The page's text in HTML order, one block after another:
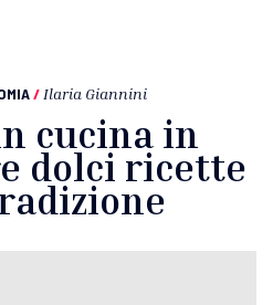
/ Ilaria Giannini
cucina in
dolci ricette